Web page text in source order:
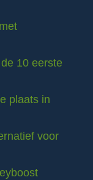
10 eerste
plaats in
voor